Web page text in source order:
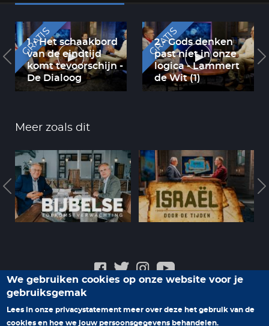
GRATIS
1 - Het schaakbord
van de eindtijd
komt tevoorschijn -
De Dialoog
GRATIS
2 - Gods denken
past niet in onze
logica - Lammert
de Wit (1)
Meer zoals dit
Veelgestelde vragen
Help ons nieuwe programma's te maken
We gebruiken cookies op onze website voor je
gebruiksgemak
Lees in onze privacystatement meer over deze het gebruik van de
cookies en hoe we jouw persoonsgegevens behandelen.